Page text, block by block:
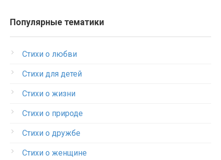
Популярные тематики
Стихи о любви
Стихи для детей
Стихи о жизни
Стихи о природе
Стихи о дружбе
Стихи о женщине